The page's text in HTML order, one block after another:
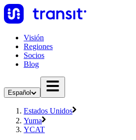
Visión
Regiones
Socios
Blog
Español
Estados Unidos
Yuma
YCAT